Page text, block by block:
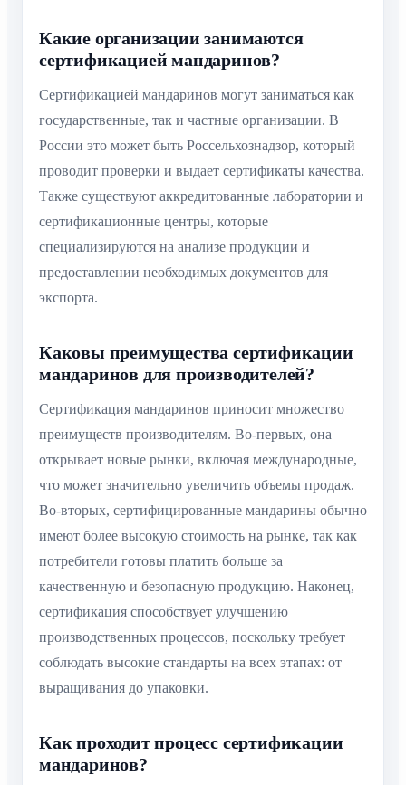
Какие организации занимаются
сертификацией мандаринов?
Сертификацией мандаринов могут заниматься как
государственные, так и частные организации. В
России это может быть Россельхознадзор, который
проводит проверки и выдает сертификаты качества.
Также существуют аккредитованные лаборатории и
сертификационные центры, которые
специализируются на анализе продукции и
предоставлении необходимых документов для
экспорта.
Каковы преимущества сертификации
мандаринов для производителей?
Сертификация мандаринов приносит множество
преимуществ производителям. Во-первых, она
открывает новые рынки, включая международные,
что может значительно увеличить объемы продаж.
Во-вторых, сертифицированные мандарины обычно
имеют более высокую стоимость на рынке, так как
потребители готовы платить больше за
качественную и безопасную продукцию. Наконец,
сертификация способствует улучшению
производственных процессов, поскольку требует
соблюдать высокие стандарты на всех этапах: от
выращивания до упаковки.
Как проходит процесс сертификации
мандаринов?